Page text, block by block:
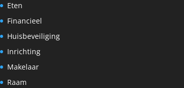
Eten
Financieel
Huisbeveiliging
Inrichting
Makelaar
Raam